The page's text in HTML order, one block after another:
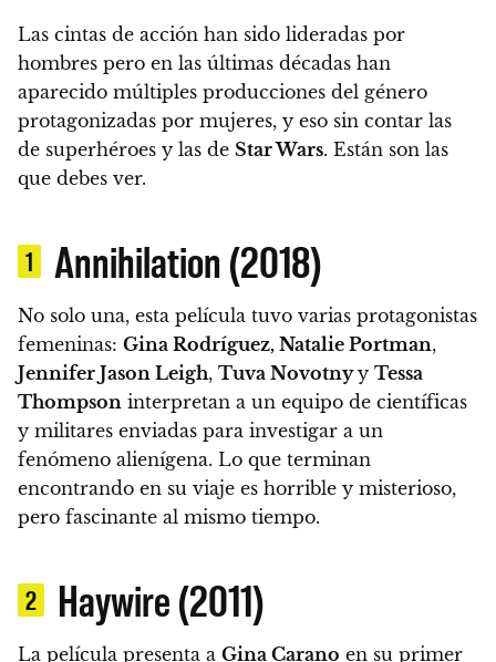
Las cintas de acción han sido lideradas por
hombres pero en las últimas décadas han
aparecido múltiples producciones del género
protagonizadas por mujeres, y eso sin contar las
de superhéroes y las de Star Wars. Están son las
que debes ver.
1 Annihilation (2018)
No solo una, esta película tuvo varias protagonistas
femeninas: Gina Rodríguez, Natalie Portman,
Jennifer Jason Leigh, Tuva Novotnyy Tessa
Thompson interpretan a un equipo de científicas
y militares enviadas para investigar a un
fenómeno alienígena. Lo que terminan
encontrando en su viaje es horrible y misterioso,
pero fascinante al mismo tiempo.
2 Haywire (2011)
La película presenta a Gina Carano en su primer